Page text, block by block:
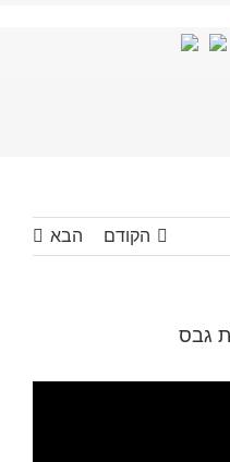
הקודם הבא